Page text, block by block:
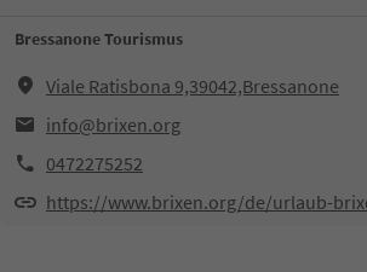
Bressanone Tourismus
Viale Ratisbona 9,39042,Bressanone
info@brixen.org
0472275252
https://www.brixen.org/de/urlaub-